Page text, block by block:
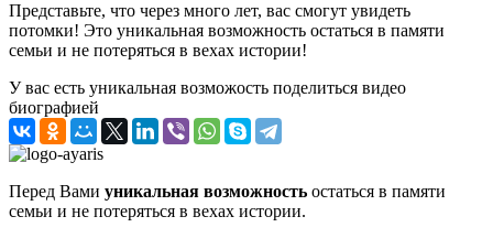
Представьте, что через много лет, вас смогут увидеть
потомки! Это уникальная возможность остаться в памяти
семьи и не потеряться в вехах истории!
У вас есть уникальная возможость поделиться видео
биографией
Перед Вами уникальная возможность остаться в памяти
семьи и не потеряться в вехах истории.